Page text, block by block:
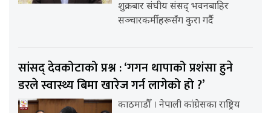
शुक्रबार संघीय संसद् भवनबाहिर
सञ्चारकर्मीहरूसँग कुरा गर्दै
सांसद् देवकोटाको प्रश्न : ‘गगन थापाको प्रशंसा हुने
डरले स्वास्थ्य बिमा खारेज गर्न लागेको हो ?’
काठमाडौँ । नेपाली कांग्रेसका राष्ट्रिय